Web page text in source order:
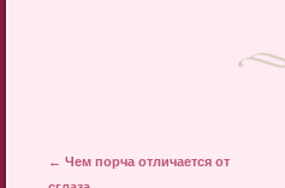
Post navigation
← Чем порча отличается от